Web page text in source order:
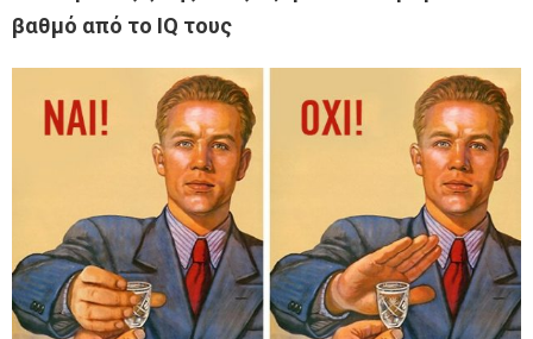
βαθμό από το IQ τους